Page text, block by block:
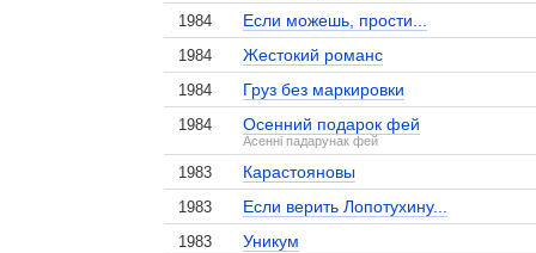
1984 Если можешь, прости...
1984 Жестокий романс
1984 Груз без маркировки
1984 Осенний подарок фей
Асенні падарунак фей
1983 Карастояновы
1983 Если верить Лопотухину...
1983 Уникум